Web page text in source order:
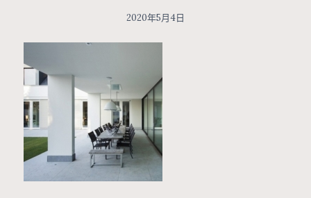
2020年5月4日